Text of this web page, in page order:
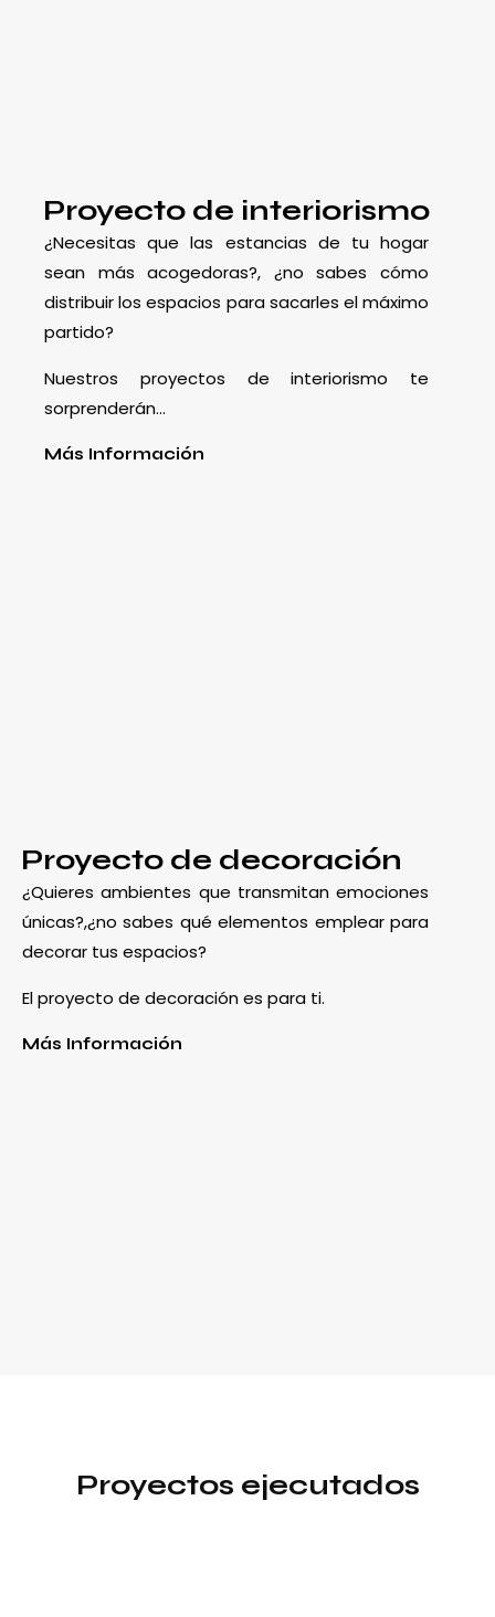
Proyecto de interiorismo
¿Necesitas que las estancias de tu hogar
sean más acogedoras?, ¿no sabes cómo
distribuir los espacios para sacarles el máximo
partido?
Nuestros proyectos de interiorismo te
sorprenderán…
Más Información
Proyecto de decoración
¿Quieres ambientes que transmitan emociones
únicas?,¿no sabes qué elementos emplear para
decorar tus espacios?
El proyecto de decoración es para ti.
Más Información
Proyectos ejecutados